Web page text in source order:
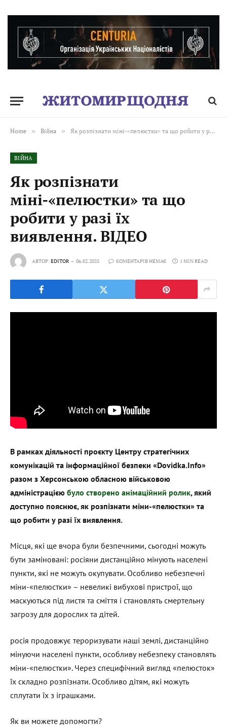
Home » Війна » Як розпізнати міні-«пелюстки» та що робити у разі їх виявлення. ВІДЕО
ВІЙНА
Як розпізнати
міні-«пелюстки» та що
робити у разі їх
виявлення. ВІДЕО
АВТОР:EDITOR 06.02.2025 КОМЕНТАРІВ НЕМАЄ 1 MIN READ
В рамках діяльності проєкту Центру стратегічних
комунікацій та інформаційної безпеки «Dovidka.Info»
разом з Херсонською обласною військовою
адміністрацією було створено анімаційний ролик, який
доступно пояснює, як розпізнати міни-«пелюстки» та
що робити у разі їх виявлення.
Місця, які ще вчора були безпечними, сьогодні можуть
бути заміновані: росіяни дистанційно мінують населені
пункти, які не можуть окупувати. Особливо небезпечні
міни-«пелюстки» – невеликі вибухові пристрої, що
маскуються під листя та сміття і становлять смертельну
загрозу для дорослих та дітей.
росія продовжує тероризувати наші землі, дистанційно
мінуючи населені пункти, особливу небезпеку становлять
міни-«пелюстки». Через специфічний вигляд «пелюсток»
їх складно розпізнати. Особливо дітям, які можуть
сплутати їх з іграшками.
Як ви можете допомогти?